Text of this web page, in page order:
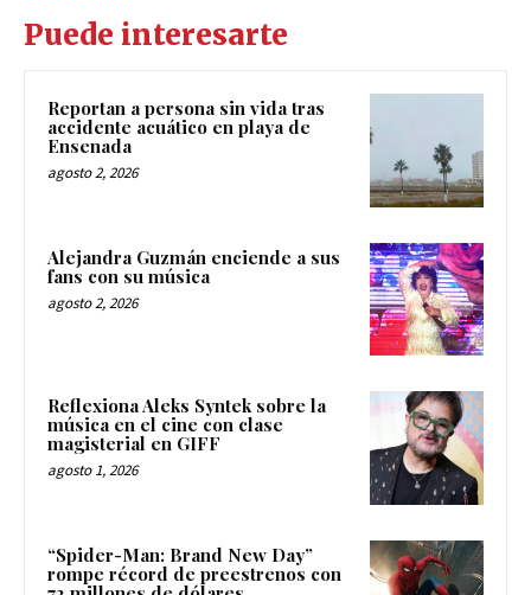
Puede interesarte
Reportan a persona sin vida tras
accidente acuático en playa de
Ensenada
agosto 2, 2026
Alejandra Guzmán enciende a sus
fans con su música
agosto 2, 2026
Reflexiona Aleks Syntek sobre la
música en el cine con clase
magisterial en GIFF
agosto 1, 2026
“Spider-Man: Brand New Day”
rompe récord de preestrenos con